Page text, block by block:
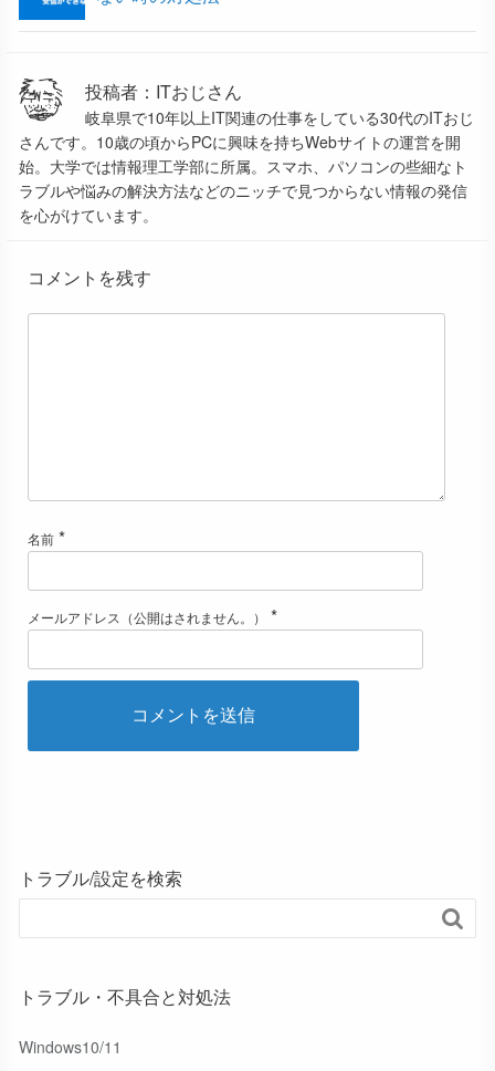
投稿者：ITおじさん
岐阜県で10年以上IT関連の仕事をしている30代のITおじ
さんです。10歳の頃からPCに興味を持ちWebサイトの運営を開
始。大学では情報理工学部に所属。スマホ、パソコンの些細なト
ラブルや悩みの解決方法などのニッチで見つからない情報の発信
を心がけています。
コメントを残す
名前 *
メールアドレス（公開はされません。） *
トラブル/設定を検索

トラブル・不具合と対処法
Windows10/11